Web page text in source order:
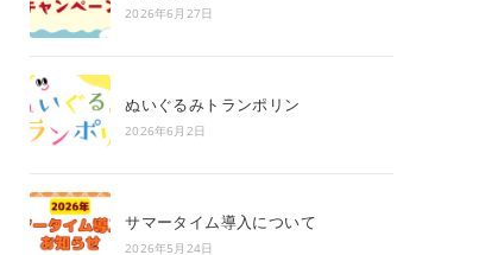
2026年6月27日
ぬいぐるみトランポリン
2026年6月2日
サマータイム導入について
2026年5月24日